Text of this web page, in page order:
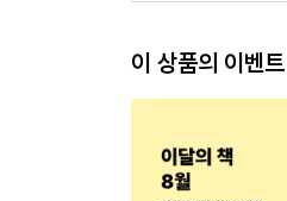
이 상품의 이벤트